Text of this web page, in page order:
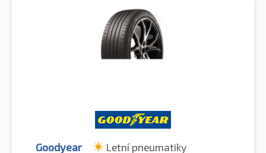
Goodyear Letní pneumatiky